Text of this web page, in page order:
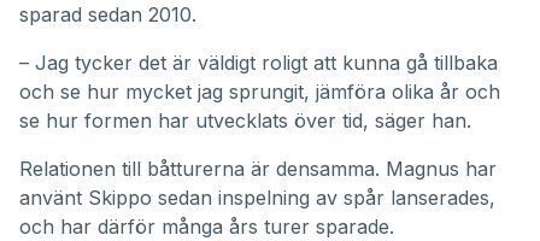
sparad sedan 2010.
– Jag tycker det är väldigt roligt att kunna gå tillbaka
och se hur mycket jag sprungit, jämföra olika år och
se hur formen har utvecklats över tid, säger han.
Relationen till båtturerna är densamma. Magnus har
använt Skippo sedan inspelning av spår lanserades,
och har därför många års turer sparade.